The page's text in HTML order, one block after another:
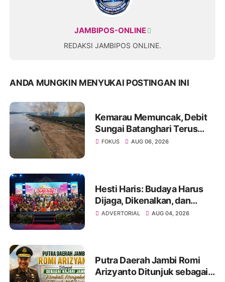
JAMBIPOS-ONLINE
REDAKSI JAMBIPOS ONLINE.
ANDA MUNGKIN MENYUKAI POSTINGAN INI
Kemarau Memuncak, Debit
Sungai Batanghari Terus
Menyusut, Jambi Hadapi
FOKUS AUG 06, 2026
Hesti Haris: Budaya Harus
Dijaga, Dikenalkan, dan
Diwariskan
ADVERTORIAL AUG 04, 2026
Putra Daerah Jambi Romi
Arizyanto Ditunjuk sebagai